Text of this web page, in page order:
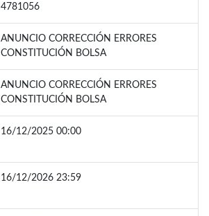
4781056
ANUNCIO CORRECCIÓN ERRORES
CONSTITUCIÓN BOLSA
ANUNCIO CORRECCIÓN ERRORES
CONSTITUCIÓN BOLSA
16/12/2025 00:00
16/12/2026 23:59